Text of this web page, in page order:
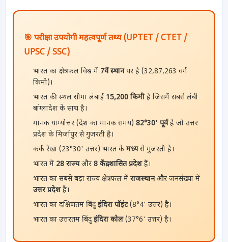
🎯 परीक्षा उपयोगी महत्वपूर्ण तथ्य (UPTET / CTET /
UPSC / SSC)
भारत का क्षेत्रफल विश्व में 7वें स्थानपर है (32,87,263 वर्ग
किमी)।
भारत की स्थल सीमा लंबाई 15,200 किमीहै जिसमें सबसे लंबी
बांग्लादेश के साथ है।
मानक याम्योत्तर (देश का मानक समय) 82°30' पूर्वहै जो उत्तर
प्रदेश के मिर्जापुर से गुजरती है।
कर्क रेखा (23°30' उत्तर) भारत के मध्यसे गुजरती है।
भारत में 28 राज्यऔर 8 केंद्रशासित प्रदेशहैं।
भारत का सबसे बड़ा राज्य क्षेत्रफल में राजस्थानऔर जनसंख्या में
उत्तर प्रदेशहै।
भारत का दक्षिणतम बिंदुइंदिरा पॉइंट(8°4' उत्तर) है।
भारत का उत्तरतम बिंदुइंदिरा कोल(37°6' उत्तर) है।